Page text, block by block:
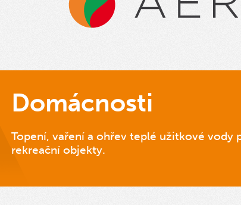
Domácnosti
Topení, vaření a ohřev teplé užitkové vody
rekreační objekty.